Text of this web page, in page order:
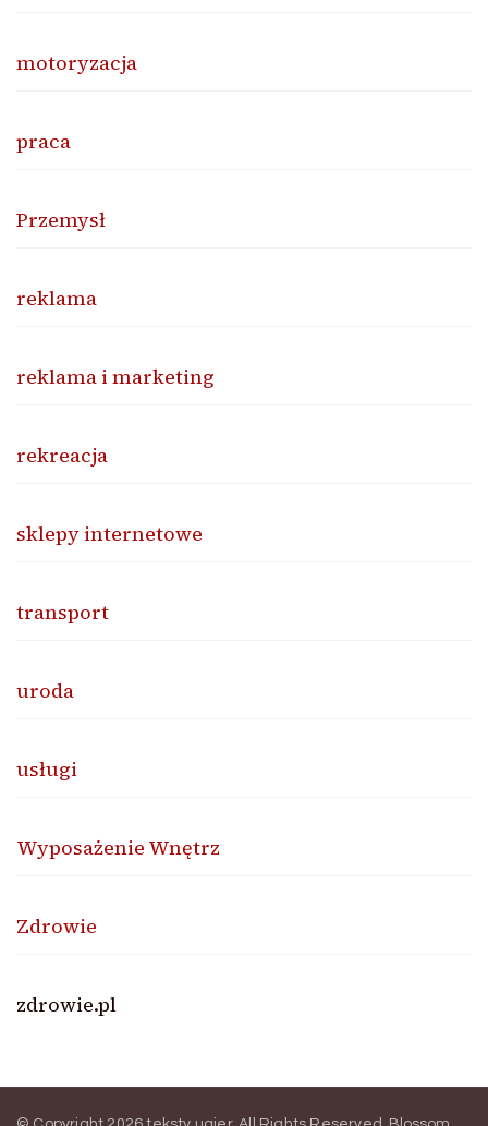
motoryzacja
praca
Przemysł
reklama
reklama i marketing
rekreacja
sklepy internetowe
transport
uroda
usługi
Wyposażenie Wnętrz
Zdrowie
zdrowie.pl